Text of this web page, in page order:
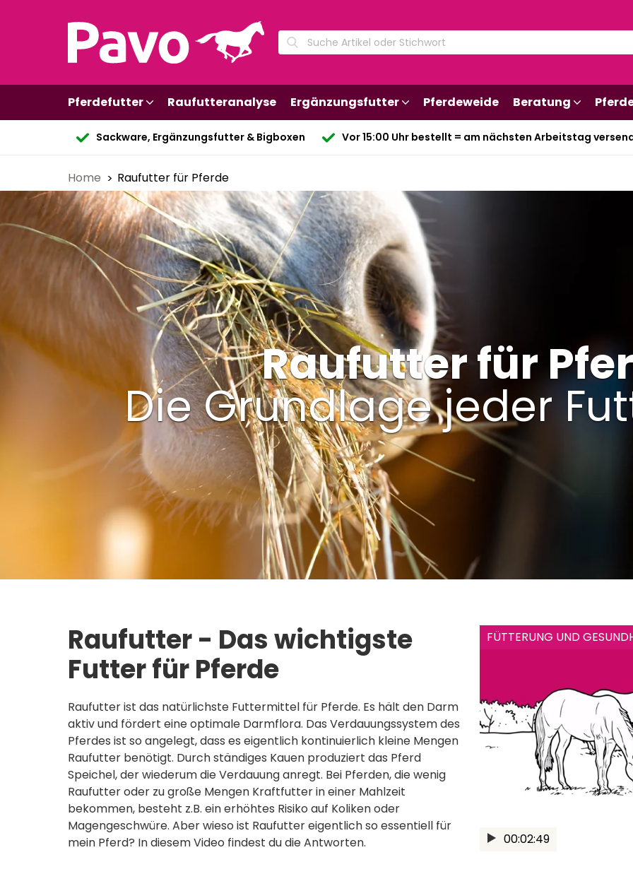
Pferdefutter Raufutteranalyse Ergänzungsfutter Pferdeweide Beratung
Sackware, Ergänzungsfutter & Bigboxen Vor 15:00 Uhr bestellt = am nächsten Arbeitstag
Home Raufutter für Pferde
Raufutter für
Die Grundlage jeder
Raufutter - Das wichtigste
Futter für Pferde
Raufutter ist das natürlichste Futtermittel für Pferde. Es hält den Darm
aktiv und fördert eine optimale Darmflora. Das Verdauungssystem des
Pferdes ist so angelegt, dass es eigentlich kontinuierlich kleine Mengen
Raufutter benötigt. Durch ständiges Kauen produziert das Pferd
Speichel, der wiederum die Verdauung anregt. Bei Pferden, die wenig
Raufutter oder zu große Mengen Kraftfutter in einer Mahlzeit
bekommen, besteht z.B. ein erhöhtes Risiko auf Koliken oder
Magengeschwüre. Aber wieso ist Raufutter eigentlich so essentiell für
mein Pferd? In diesem Video findest du die Antworten.
FÜTTERUNG UND
00:02:49